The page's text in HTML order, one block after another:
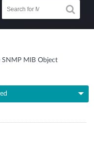
SNMP MIB Object